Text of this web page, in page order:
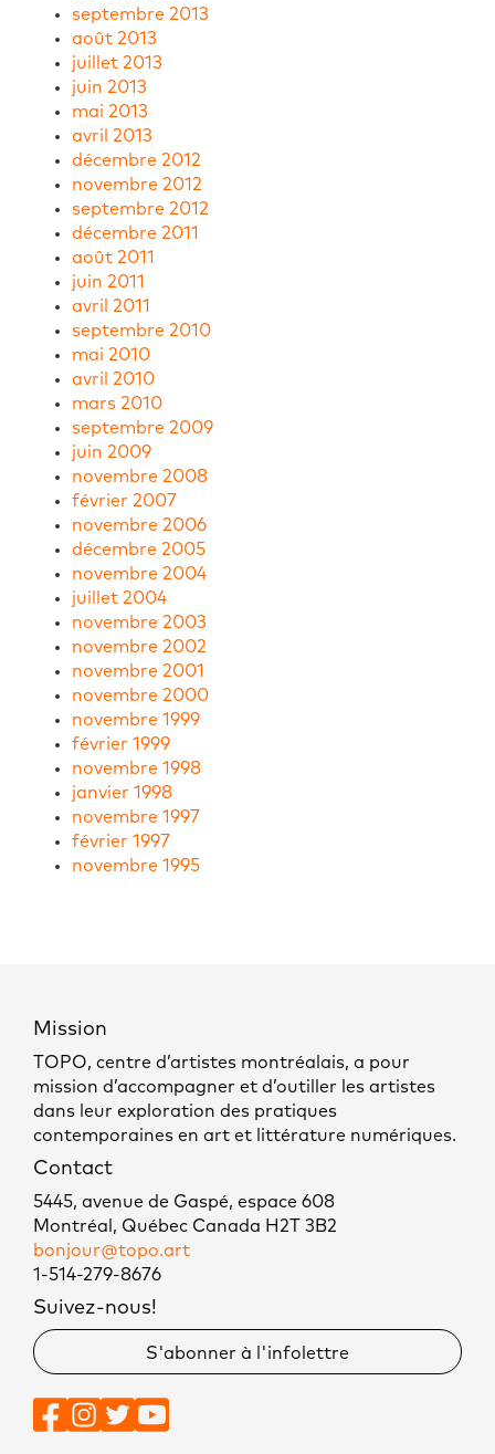
septembre 2013
août 2013
juillet 2013
juin 2013
mai 2013
avril 2013
décembre 2012
novembre 2012
septembre 2012
décembre 2011
août 2011
juin 2011
avril 2011
septembre 2010
mai 2010
avril 2010
mars 2010
septembre 2009
juin 2009
novembre 2008
février 2007
novembre 2006
décembre 2005
novembre 2004
juillet 2004
novembre 2003
novembre 2002
novembre 2001
novembre 2000
novembre 1999
février 1999
novembre 1998
janvier 1998
novembre 1997
février 1997
novembre 1995
Mission
TOPO, centre d’artistes montréalais, a pour
mission d’accompagner et d’outiller les artistes
dans leur exploration des pratiques
contemporaines en art et littérature numériques.
Contact
5445, avenue de Gaspé, espace 608
Montréal, Québec Canada H2T 3B2
bonjour@topo.art
1-514-279-8676
Suivez-nous!
S'abonner à l'infolettre